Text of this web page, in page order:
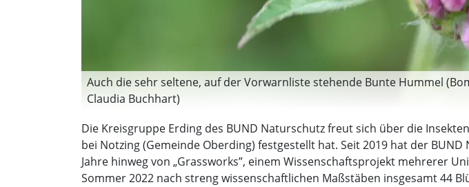
Auch die sehr seltene, auf der Vorwarnliste stehende Bunte Hummel
Claudia Buchhart)
Die Kreisgruppe Erding des BUND Naturschutz freut sich über die
bei Notzing (Gemeinde Oberding) festgestellt hat. Seit 2019 hat der
Jahre hinweg von „Grassworks”, einem Wissenschaftsprojekt mehrerer
Sommer 2022 nach streng wissenschaftlichen Maßstäben insgesamt 44